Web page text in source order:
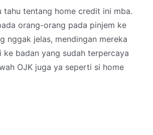
tahu tentang home credit ini mba.
orang-orang pada pinjem ke
nggak jelas, mendingan mereka
ke badan yang sudah terpercaya
OJK juga ya seperti si home